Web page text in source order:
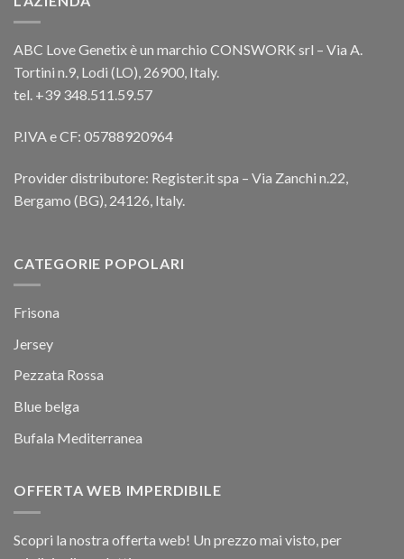
ABC Love Genetix è un marchio CONSWORK srl – Via A.
Tortini n.9, Lodi (LO), 26900, Italy.
tel. +39 348.511.59.57
P.IVA e CF: 05788920964
Provider distributore: Register.it spa – Via Zanchi n.22,
Bergamo (BG), 24126, Italy.
CATEGORIE POPOLARI
Frisona
Jersey
Pezzata Rossa
Blue belga
Bufala Mediterranea
OFFERTA WEB IMPERDIBILE
Scopri la nostra offerta web! Un prezzo mai visto, per